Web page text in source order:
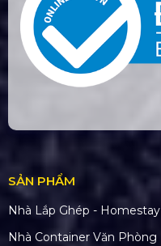
SẢN PHẨM
Nhà Lắp Ghép - Homestay
Nhà Container Văn Phòng